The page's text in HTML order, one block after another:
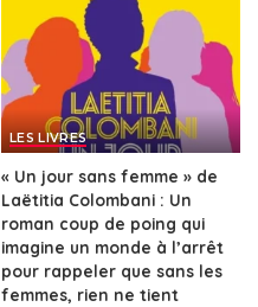
LES LIVRES
« Un jour sans femme » de
Laëtitia Colombani : Un
roman coup de poing qui
imagine un monde à l’arrêt
pour rappeler que sans les
femmes, rien ne tient